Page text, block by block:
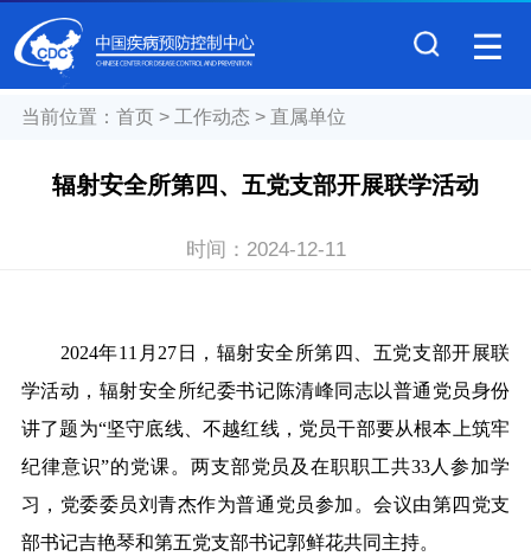
当前位置： 首页> 工作动态 > 直属单位
辐射安全所第四、五党支部开展联学活动
时间： 2024-12-11
2024年11 月27日，辐射安全所第四、五党支部开展联
学活动，辐射安全所纪委书记陈清峰同志以普通党员身份
讲了题为“坚守底线、不越红线，党员干部要从根本上筑牢
纪律意识”的党课。两支部党员及在职职工共33人参加学
习，党委委员刘青杰作为普通党员参加。会议由第四党支
部书记吉艳琴和第五党支部书记郭鲜花共同主持。